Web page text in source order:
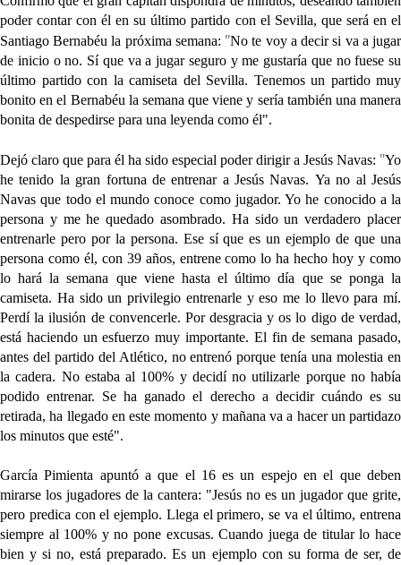
poder contar con él en su último partido con el Sevilla, que será en el
Santiago Bernabéu la próxima semana: "No te voy a decir si va a jugar
de inicio o no. Sí que va a jugar seguro y me gustaría que no fuese su
último partido con la camiseta del Sevilla. Tenemos un partido muy
bonito en el Bernabéu la semana que viene y sería también una manera
bonita de despedirse para una leyenda como él".
Dejó claro que para él ha sido especial poder dirigir a Jesús Navas: "Yo
he tenido la gran fortuna de entrenar a Jesús Navas. Ya no al Jesús
Navas que todo el mundo conoce como jugador. Yo he conocido a la
persona y me he quedado asombrado. Ha sido un verdadero placer
entrenarle pero por la persona. Ese sí que es un ejemplo de que una
persona como él, con 39 años, entrene como lo ha hecho hoy y como
lo hará la semana que viene hasta el último día que se ponga la
camiseta. Ha sido un privilegio entrenarle y eso me lo llevo para mí.
Perdí la ilusión de convencerle. Por desgracia y os lo digo de verdad,
está haciendo un esfuerzo muy importante. El fin de semana pasado,
antes del partido del Atlético, no entrenó porque tenía una molestia en
la cadera. No estaba al 100% y decidí no utilizarle porque no había
podido entrenar. Se ha ganado el derecho a decidir cuándo es su
retirada, ha llegado en este momento y mañana va a hacer un partidazo
los minutos que esté".
García Pimienta apuntó a que el 16 es un espejo en el que deben
mirarse los jugadores de la cantera: "Jesús no es un jugador que grite,
pero predica con el ejemplo. Llega el primero, se va el último, entrena
siempre al 100% y no pone excusas. Cuando juega de titular lo hace
bien y si no, está preparado. Es un ejemplo con su forma de ser, de